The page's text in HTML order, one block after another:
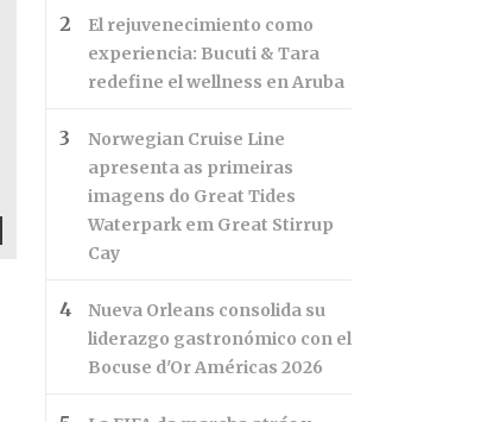
El rejuvenecimiento como
experiencia: Bucuti & Tara
redefine el wellness en Aruba
Norwegian Cruise Line
apresenta as primeiras
imagens do Great Tides
Waterpark em Great Stirrup
Cay
Nueva Orleans consolida su
liderazgo gastronómico con el
Bocuse d'Or Américas 2026